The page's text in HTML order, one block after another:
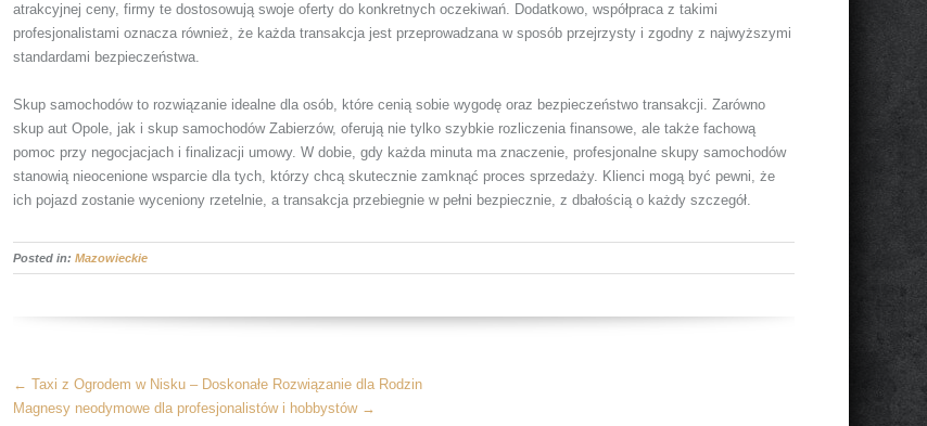
atrakcyjnej ceny, firmy te dostosowują swoje oferty do konkretnych oczekiwań. Dodatkowo, współpraca z takimi
profesjonalistami oznacza również, że każda transakcja jest przeprowadzana w sposób przejrzysty i zgodny z najwyższymi
standardami bezpieczeństwa.
Skup samochodów to rozwiązanie idealne dla osób, które cenią sobie wygodę oraz bezpieczeństwo transakcji. Zarówno
skup aut Opole, jak i skup samochodów Zabierzów, oferują nie tylko szybkie rozliczenia finansowe, ale także fachową
pomoc przy negocjacjach i finalizacji umowy. W dobie, gdy każda minuta ma znaczenie, profesjonalne skupy samochodów
stanowią nieocenione wsparcie dla tych, którzy chcą skutecznie zamknąć proces sprzedaży. Klienci mogą być pewni, że
ich pojazd zostanie wyceniony rzetelnie, a transakcja przebiegnie w pełni bezpiecznie, z dbałością o każdy szczegół.
Posted in:Mazowieckie
More
Articles
← Taxi z Ogrodem w Nisku – Doskonałe Rozwiązanie dla Rodzin
Magnesy neodymowe dla profesjonalistów i hobbystów →